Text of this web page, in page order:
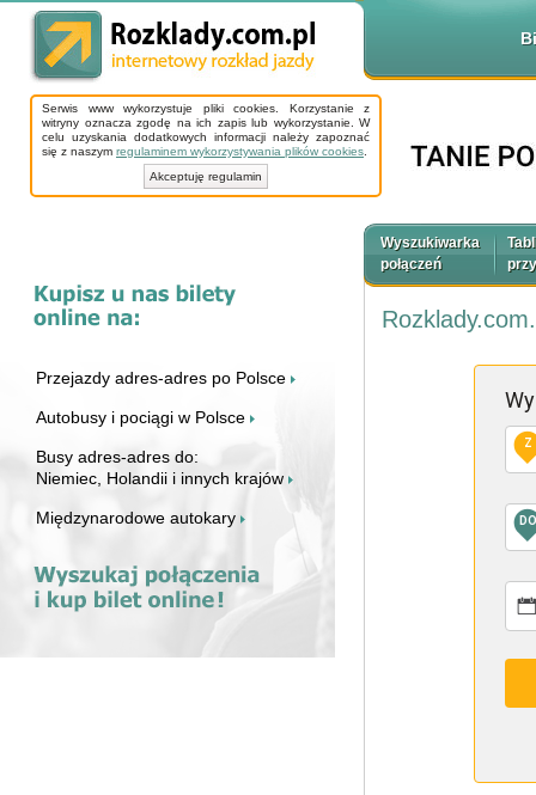
Serwis www wykorzystuje pliki cookies. Korzystanie z
witryny oznacza zgodę na ich zapis lub wykorzystanie. W
celu uzyskania dodatkowych informacji należy zapoznać
się z naszym regulaminem wykorzystywania plików cookies
Akceptuję regulamin
Przejazdy adres-adres po Polsce
Autobusy i pociągi w Polsce
Busy adres-adres do:
Niemiec, Holandii i innych krajów
Międzynarodowe autokary
Wyszukiwarka
połączeń
Z
DO